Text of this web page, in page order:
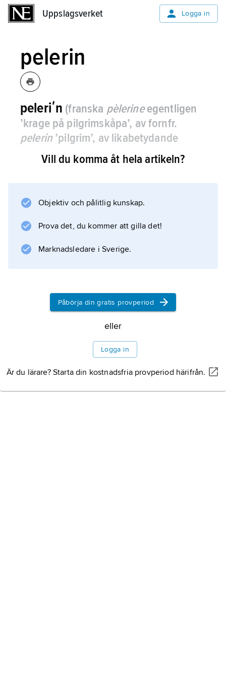
Uppslagsverket Logga in
pelerin
peleriʹn (franska pèlerineegentligen
’krage på pilgrimskåpa’, av fornfr.
pelerin’pilgrim’, av likabetydande
medeltidslat.
peregriʹnus
, se vidare
pilgrim) , kort cape eller stor rundskuren
eller kappa.
Den kom på modet ca 1800 och har använts
av bägge könen. Ordet kan även avse en lös
krage av liknande modell, buren över en
Information om artikeln
Vill du komma åt hela artikeln?
Objektiv och pålitlig kunskap.
Prova det, du kommer att gilla det!
Marknadsledare i Sverige.
Påbörja din gratis provperiod
eller
Logga in
Är du lärare? Starta din kostnadsfria provperiod härifrån.